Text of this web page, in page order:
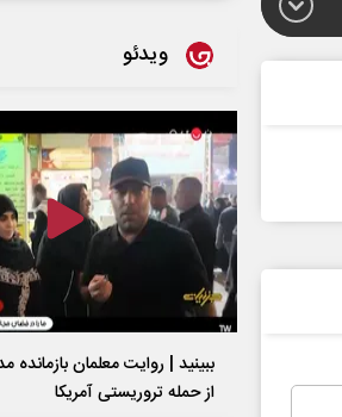
ویدئو
ببینید | روایت معلمان بازمانده
از حمله تروریستی آمریکا